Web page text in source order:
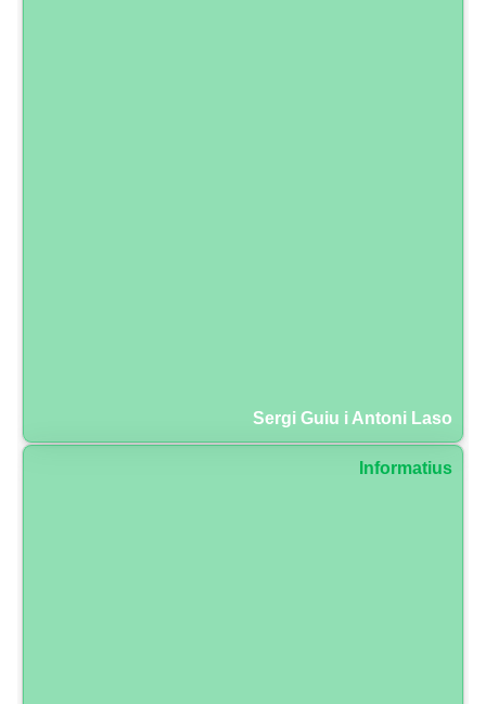
Sergi Guiu i Antoni Laso
Informatius